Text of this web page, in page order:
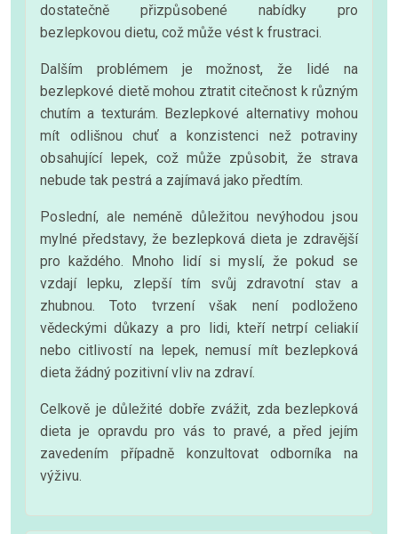
dostatečně přizpůsobené nabídky pro
bezlepkovou dietu, což může vést k frustraci.
Dalším problémem je možnost, že lidé na
bezlepkové dietě mohou ztratit citečnost k různým
chutím a texturám. Bezlepkové alternativy mohou
mít odlišnou chuť a konzistenci než potraviny
obsahující lepek, což může způsobit, že strava
nebude tak pestrá a zajímavá jako předtím.
Poslední, ale neméně důležitou nevýhodou jsou
mylné představy, že bezlepková dieta je zdravější
pro každého. Mnoho lidí si myslí, že pokud se
vzdají lepku, zlepší tím svůj zdravotní stav a
zhubnou. Toto tvrzení však není podloženo
vědeckými důkazy a pro lidi, kteří netrpí celiakií
nebo citlivostí na lepek, nemusí mít bezlepková
dieta žádný pozitivní vliv na zdraví.
Celkově je důležité dobře zvážit, zda bezlepková
dieta je opravdu pro vás to pravé, a před jejím
zavedením případně konzultovat odborníka na
výživu.